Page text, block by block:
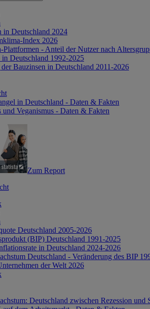
in Deutschland 2024
Index 2026
Plattformen - Anteil der Nutzer nach
Deutschland 1992-2025
Bauzinsen in Deutschland 2011-2026
in Deutschland - Daten & Fakten
und Veganismus - Daten & Fakten
Zum Report
Deutschland 2005-2026
(BIP) Deutschland 1991-2025
in Deutschland 2024-2026
Deutschland - Veränderung des BIP
der Welt 2026
Deutschland zwischen Rezession und